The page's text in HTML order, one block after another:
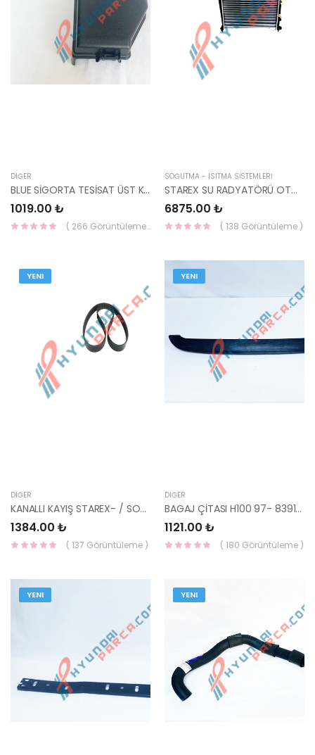
DIĞER
BLUE SİGORTA TESİSAT ÜST KAPAĞI 91950-1R030-HMC
1019.00 ₺
( 266 Görüntüleme )
SOĞUTMA - ISITMA SİSTEMLERİ
STAREX SU RADYATÖRÜ OTO. 25310-4A150-YS
6875.00 ₺
( 138 Görüntüleme )
YENI
DIĞER
KANALLI KAYIŞ STAREX- / SORENTO 7PK2285-AA-TOP
1384.00 ₺
( 137 Görüntüleme )
YENI
DIĞER
BAGAJ ÇİTASI H100 97- 83910-43360-YS
1121.00 ₺
( 180 Görüntüleme )
YENI YENI